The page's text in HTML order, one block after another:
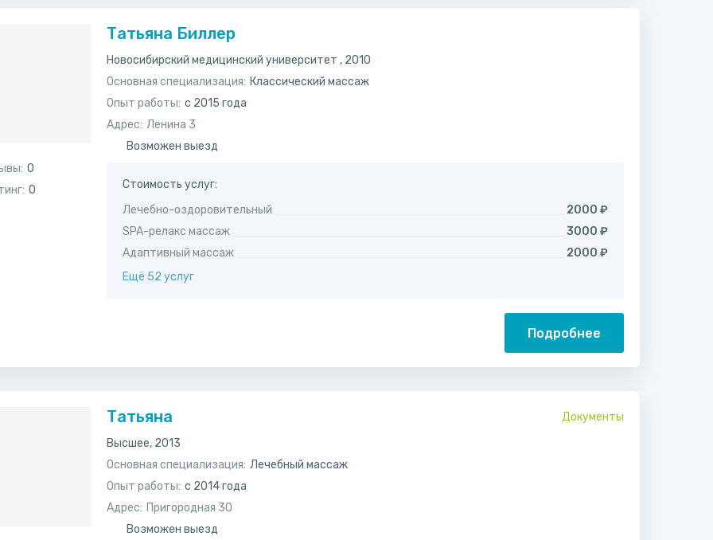
0
0
Татьяна Биллер
Новосибирский медицинский университет , 2010
Основная специализация: Классический массаж
Опыт работы: с 2015 года
Адрес:
Ленина 3
Возможен выезд
Стоимость услуг:
Лечебно-оздоровительный
2000 ₽
SPA-релакс массаж
3000 ₽
Адаптивный массаж
2000 ₽
Ещё 52 услуг
Подробнее
Татьяна
Документы
Высшее, 2013
Основная специализация: Лечебный массаж
Опыт работы: с 2014 года
Адрес:
Пригородная 30
Возможен выезд